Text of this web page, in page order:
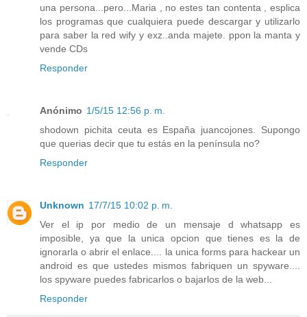
una persona...pero...Maria , no estes tan contenta , esplica
los programas que cualquiera puede descargar y utilizarlo
para saber la red wify y exz..anda majete. ppon la manta y
vende CDs
Responder
Anónimo 1/5/15 12:56 p. m.
shodown pichita ceuta es España juancojones. Supongo
que querias decir que tu estás en la península no?
Responder
Unknown 17/7/15 10:02 p. m.
Ver el ip por medio de un mensaje d whatsapp es
imposible, ya que la unica opcion que tienes es la de
ignorarla o abrir el enlace.... la unica forms para hackear un
android es que ustedes mismos fabriquen un spyware....
los spyware puedes fabricarlos o bajarlos de la web...
Responder